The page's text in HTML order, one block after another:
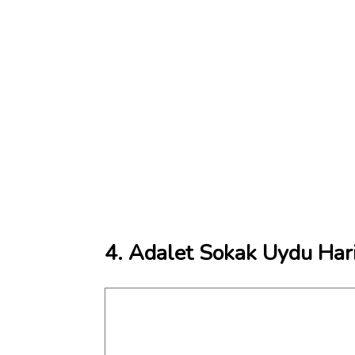
4. Adalet Sokak Uydu